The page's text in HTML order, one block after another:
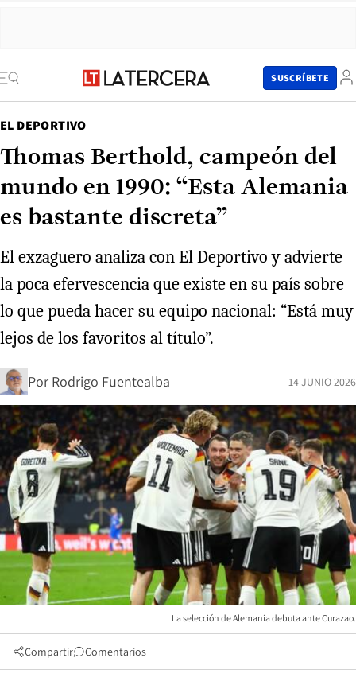
SUSCRÍBETE
EL DEPORTIVO
Thomas Berthold, campeón del
mundo en 1990: “Esta Alemania
es bastante discreta”
El exzaguero analiza con El Deportivo y advierte
la poca efervescencia que existe en su país sobre
lo que pueda hacer su equipo nacional: “Está muy
lejos de los favoritos al título”.
Por Rodrigo Fuentealba 14 JUNIO 2026
La selección de Alemania debuta ante Curazao.
Compartir Comentarios